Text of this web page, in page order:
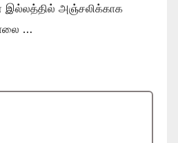
இல்லத்தில் அஞ்சலிக்காக
…